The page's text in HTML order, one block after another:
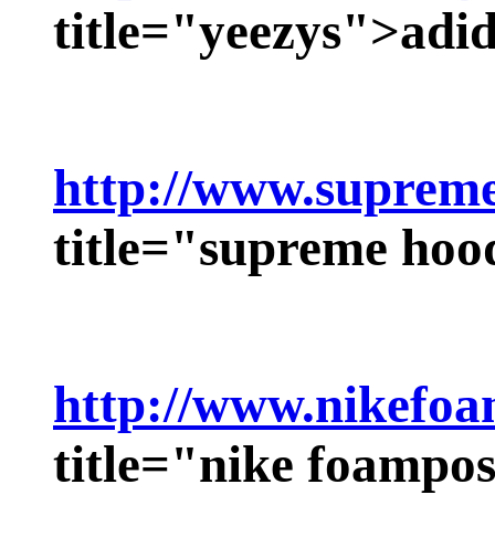
title="yeezys">
http://
title="supreme
http://
title="nike